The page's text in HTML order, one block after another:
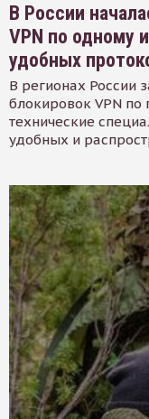
В России
VPN по одному
удобных
В регионах России
блокировок VPN по
технические
удобных и